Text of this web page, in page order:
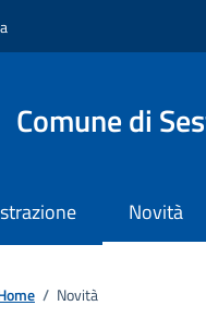
Comune di
Novità
/ Novità